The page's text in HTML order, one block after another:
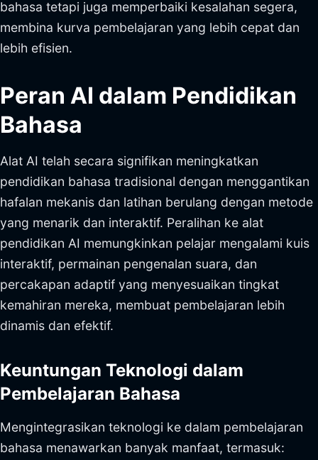
bahasa tetapi juga memperbaiki kesalahan segera,
membina kurva pembelajaran yang lebih cepat dan
lebih efisien.
Peran AI dalam Pendidikan
Bahasa
Alat AI telah secara signifikan meningkatkan
pendidikan bahasa tradisional dengan menggantikan
hafalan mekanis dan latihan berulang dengan metode
yang menarik dan interaktif. Peralihan ke alat
pendidikan AI memungkinkan pelajar mengalami kuis
interaktif, permainan pengenalan suara, dan
percakapan adaptif yang menyesuaikan tingkat
kemahiran mereka, membuat pembelajaran lebih
dinamis dan efektif.
Keuntungan Teknologi dalam
Pembelajaran Bahasa
Mengintegrasikan teknologi ke dalam pembelajaran
bahasa menawarkan banyak manfaat, termasuk: